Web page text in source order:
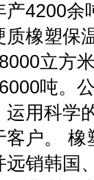
产4200余
质橡塑保
立方
吨。
运用科学
客户。 橡
远销韩国